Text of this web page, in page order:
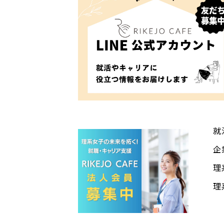
就
企
理
理